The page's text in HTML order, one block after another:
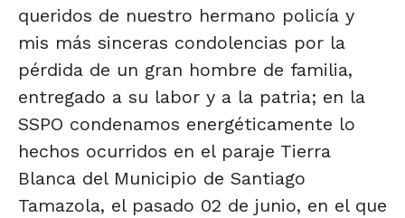
queridos de nuestro hermano policía y
mis más sinceras condolencias por la
pérdida de un gran hombre de familia,
entregado a su labor y a la patria; en la
SSPO condenamos energéticamente lo
hechos ocurridos en el paraje Tierra
Blanca del Municipio de Santiago
Tamazola, el pasado 02 de junio, en el que